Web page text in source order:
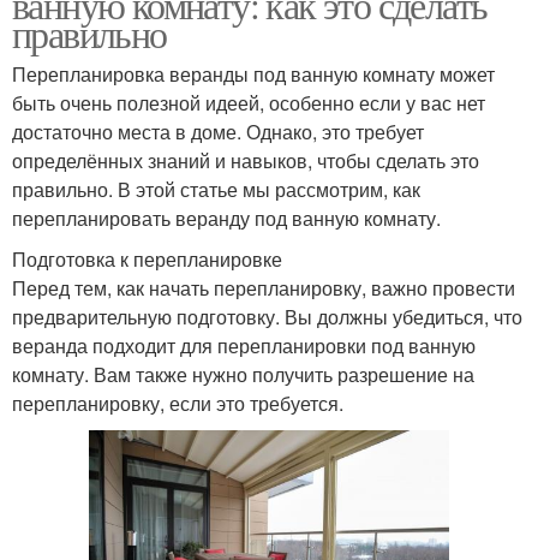
правильно
Перепланировка веранды под ванную комнату может
быть очень полезной идеей, особенно если у вас нет
достаточно места в доме. Однако, это требует
определённых знаний и навыков, чтобы сделать это
правильно. В этой статье мы рассмотрим, как
перепланировать веранду под ванную комнату.
Подготовка к перепланировке
Перед тем, как начать перепланировку, важно провести
предварительную подготовку. Вы должны убедиться, что
веранда подходит для перепланировки под ванную
комнату. Вам также нужно получить разрешение на
перепланировку, если это требуется.